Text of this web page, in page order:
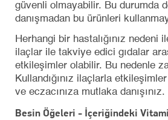
güvenli olmayabilir. Bu durumda
danışmadan bu ürünleri
Herhangi bir hastalığınız nedeni
ilaçlar ile takviye edici gıdalar
etkileşimler olabilir. Bu nedenle
Kullandığınız ilaçlarla
ve eczacınıza mutlaka danışınız.
Besin Öğeleri - İçeriğindeki